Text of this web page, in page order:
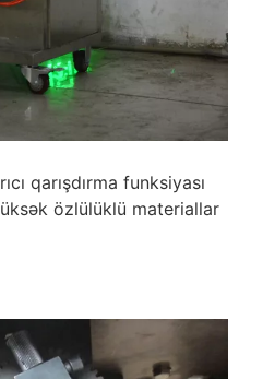
qarışdırma funksiyası
özlülüklü materiallar